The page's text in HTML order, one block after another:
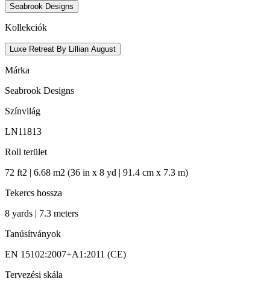
Seabrook Designs
Kollekciók
Luxe Retreat By Lillian August
Márka
Seabrook Designs
Színvilág
LN11813
Roll terület
72 ft2 | 6.68 m2 (36 in x 8 yd | 91.4 cm x 7.3 m)
Tekercs hossza
8 yards | 7.3 meters
Tanúsítványok
EN 15102:2007+A1:2011 (CE)
Tervezési skála